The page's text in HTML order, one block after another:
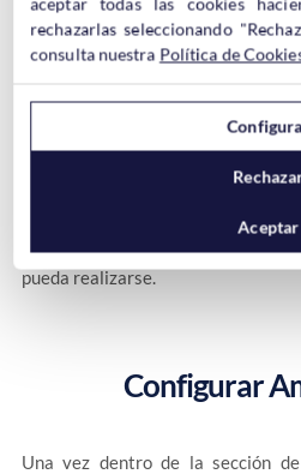
En las opciones deLog Files
a no ser que no queráis un log o
que es
nuestros datos de Amazon S3
pueda realizarse.
Configurar
Una vez dentro de la sección de
rechazarlas seleccionando
consulta nuestra Política de
Aceptar